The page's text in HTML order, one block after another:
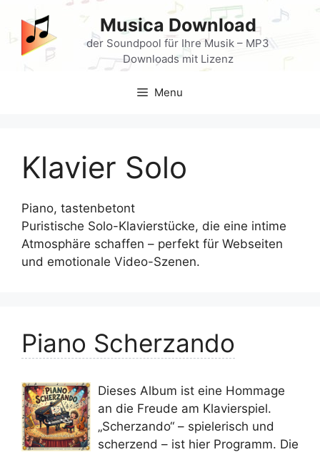
content
Musica Download
der Soundpool für Ihre Musik – MP3
Downloads mit Lizenz
Menu
Klavier Solo
Piano, tastenbetont
Puristische Solo-Klavierstücke, die eine intime
Atmosphäre schaffen – perfekt für Webseiten
und emotionale Video-Szenen.
Piano Scherzando
Dieses Album ist eine Hommage
an die Freude am Klavierspiel.
„Scherzando“ – spielerisch und
scherzend – ist hier Programm. Die